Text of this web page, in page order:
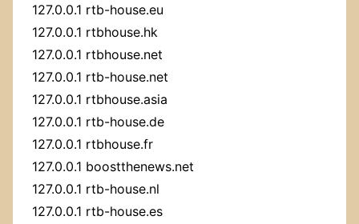
127.0.0.1 rtb-house.eu
127.0.0.1 rtbhouse.hk
127.0.0.1 rtbhouse.net
127.0.0.1 rtb-house.net
127.0.0.1 rtbhouse.asia
127.0.0.1 rtb-house.de
127.0.0.1 rtbhouse.fr
127.0.0.1 boostthenews.net
127.0.0.1 rtb-house.nl
127.0.0.1 rtb-house.es